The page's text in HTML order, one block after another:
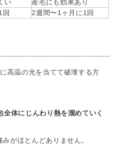
い
産毛にも効果あり
回 2週間〜1ヶ月に1回
高温の光を当てて破壊する方
全体にじんわり熱を溜めていく
がほとんどありません。